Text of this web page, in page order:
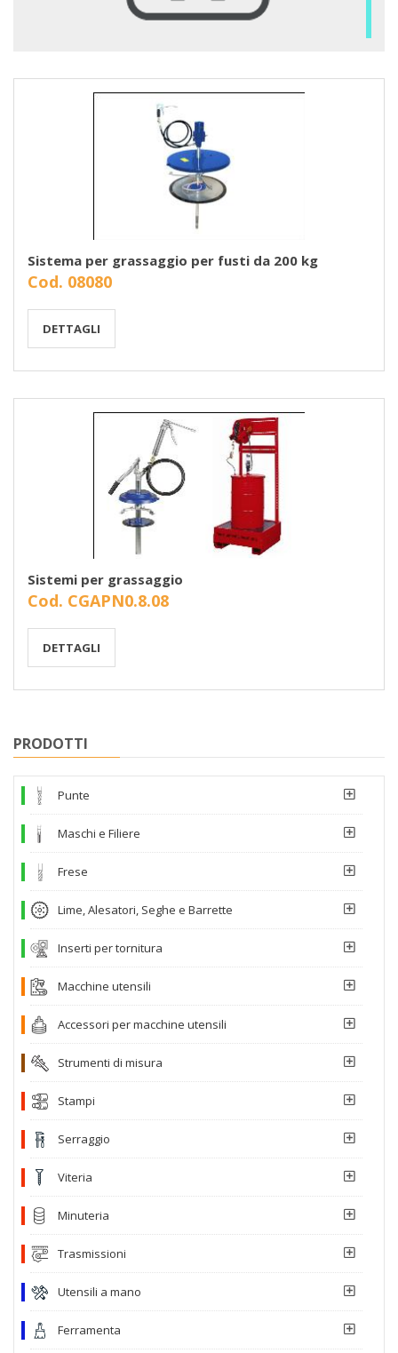
Sistema per grassaggio per fusti da 200 kg
Cod. 08080
DETTAGLI
Sistemi per grassaggio
Cod. CGAPN0.8.08
DETTAGLI
PRODOTTI
Punte
Maschi e Filiere
Frese
Lime, Alesatori, Seghe e Barrette
Inserti per tornitura
Macchine utensili
Accessori per macchine utensili
Strumenti di misura
Stampi
Serraggio
Viteria
Minuteria
Trasmissioni
Utensili a mano
Ferramenta